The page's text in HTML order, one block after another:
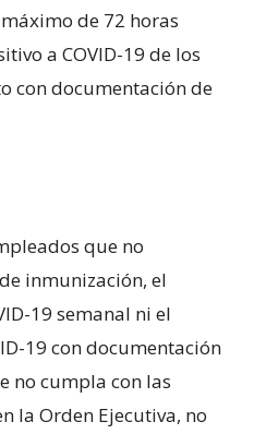
de 72 horas
a COVID-19 de los
con documentación de
que no
inmunización, el
19 semanal ni el
19 con documentación
no cumpla con las
la Orden Ejecutiva, no